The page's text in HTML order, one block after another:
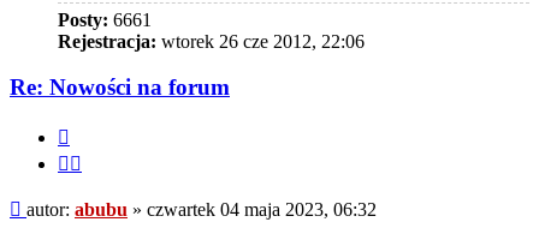
Posty: 6661
Rejestracja: wtorek 26 cze 2012, 22:06
Re: Nowości na forum
Post
autor: abubu » czwartek 04 maja 2023, 06:32